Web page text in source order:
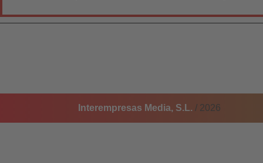
Interempresas Media, S.L. / 2026